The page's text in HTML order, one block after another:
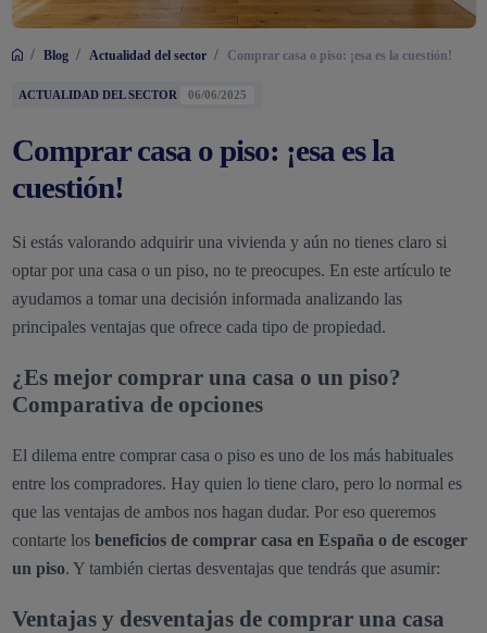
/ Blog / Actualidad del sector / Comprar casa o piso: ¡esa es la cuestión!
ACTUALIDAD DEL SECTOR 06/06/2025
Comprar casa o piso: ¡esa es la
cuestión!
Si estás valorando adquirir una vivienda y aún no tienes claro si
optar por una casa o un piso, no te preocupes. En este artículo te
ayudamos a tomar una decisión informada analizando las
principales ventajas que ofrece cada tipo de propiedad.
¿Es mejor comprar una casa o un piso?
Comparativa de opciones
El dilema entre comprar casa o piso es uno de los más habituales
entre los compradores. Hay quien lo tiene claro, pero lo normal es
que las ventajas de ambos nos hagan dudar. Por eso queremos
contarte los beneficios de comprar casa en España o de escoger
un piso. Y también ciertas desventajas que tendrás que asumir:
Ventajas y desventajas de comprar una casa